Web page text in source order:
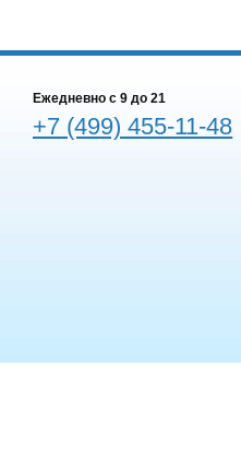
Ежедневно c 9 до 21
+7 (499) 455-11-48